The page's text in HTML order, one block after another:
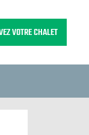
VOTRE CHALET